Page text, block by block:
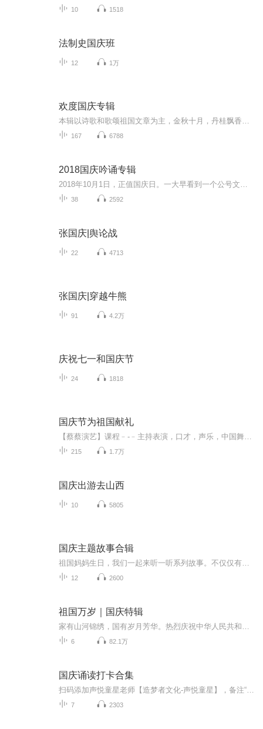
10 1518
法制史国庆班
12 1万
欢度国庆专辑
167 6788
2018国庆吟诵专辑
38 2592
张国庆|舆论战
22 4713
张国庆|穿越牛熊
91 4.2万
庆祝七一和国庆节
24 1818
国庆节为祖国献礼
215 1.7万
国庆出游去山西
10 5805
国庆主题故事合辑
12 2600
祖国万岁｜国庆特辑
6 82.1万
国庆诵读打卡合集
7 2303